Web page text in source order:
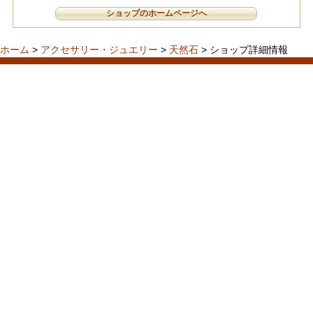
ショップのホームページへ
ホーム > アクセサリー・ジュエリー > 天然石 > ショップ詳細情報